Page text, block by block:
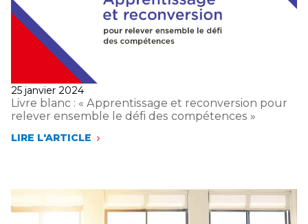
Publié
le
25 janvier 2024
Livre blanc : « Apprentissage et reconversion pour
relever ensemble le défi des compétences »
LIRE L'ARTICLE
LIVRE
RECONVERSION
POUR
RELEVER